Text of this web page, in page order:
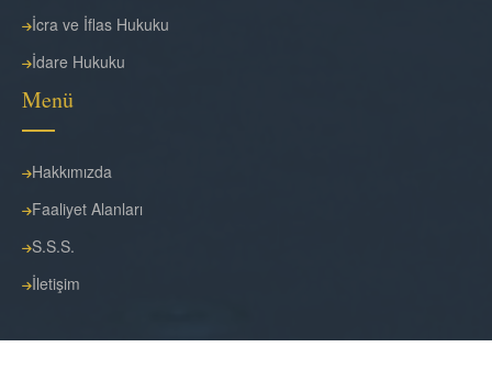
İcra ve İflas Hukuku
İdare Hukuku
Menü
Hakkımızda
Faaliyet Alanları
S.S.S.
İletişim